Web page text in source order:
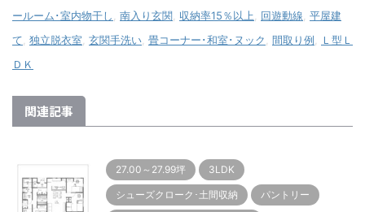
ールーム･室内物干し
南入り玄関 収納率15％以上 回遊動線 平屋建
て 独立脱衣室 玄関手洗い 畳コーナー･和室･ヌック 間取り例
Ｌ型Ｌ
ＤＫ
関連記事
27.00～27.99坪 3LDK
シューズクローク･土間収納 パントリー